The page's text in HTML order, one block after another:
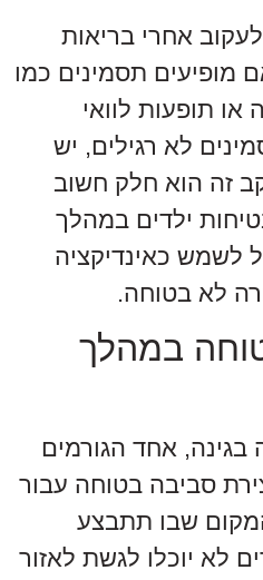
אחרי בריאות
מופיעים תסמינים כמו
תופעות לוואי
לא רגילים, יש
זה הוא חלק חשוב
ילדים במהלך
לשמש כאינדיקציה
לא בטוחה.
במהלך
אחד הגורמים
סביבה בטוחה עבור
שבו תתבצע
לא יוכלו לגשת לאזור